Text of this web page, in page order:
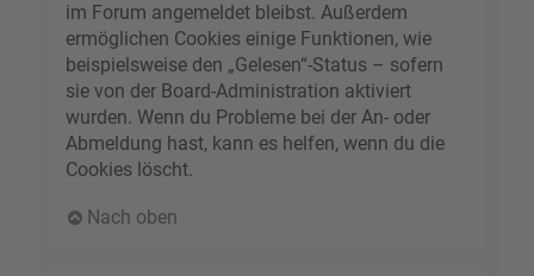
im Forum angemeldet bleibst. Außerdem
ermöglichen Cookies einige Funktionen, wie
beispielsweise den „Gelesen“-Status – sofern
sie von der Board-Administration aktiviert
wurden. Wenn du Probleme bei der An- oder
Abmeldung hast, kann es helfen, wenn du die
Cookies löscht.
Nach oben